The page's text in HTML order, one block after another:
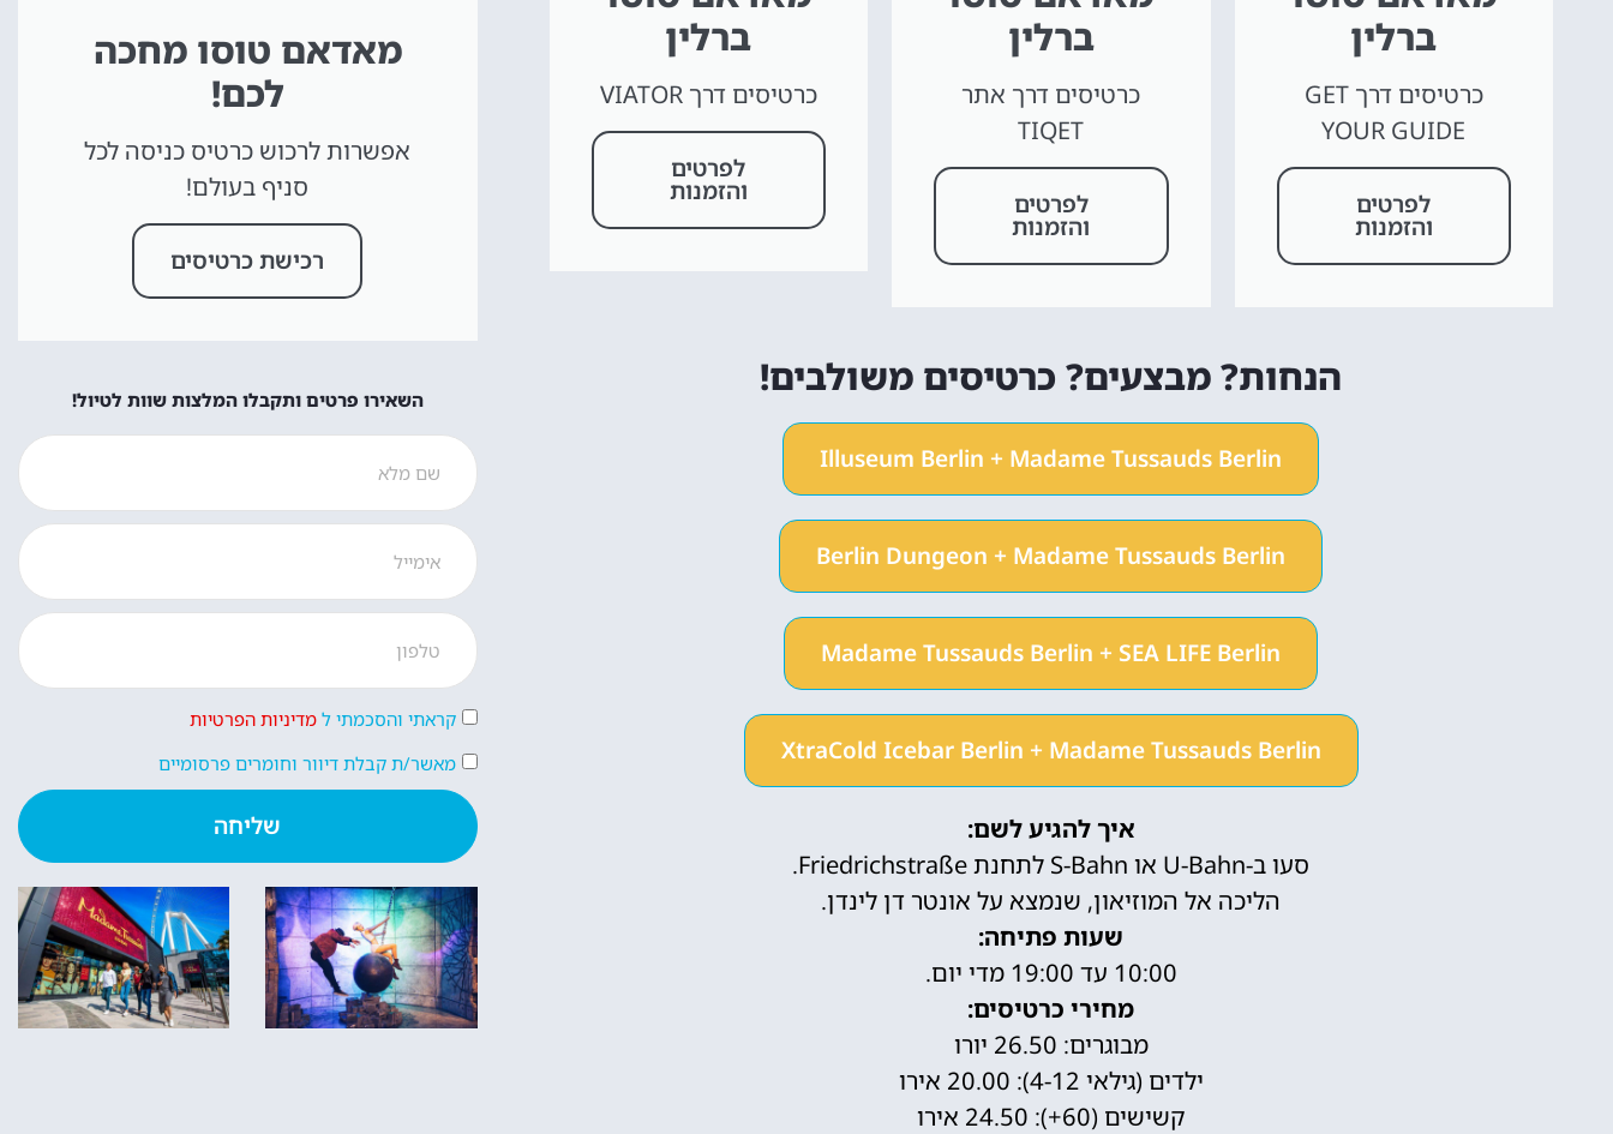
ברלין
כרטיסים דרך GET
YOUR GUIDE
לפרטים
והזמנות
ברלין
כרטיסים דרך אתר
TIQET
לפרטים
והזמנות
ברלין
כרטיסים דרך VIATOR
לפרטים
והזמנות
הנחות? מבצעים? כרטיסים משולבים!
Illuseum Berlin + Madame Tussauds Berlin
Berlin Dungeon + Madame Tussauds Berlin
Madame Tussauds Berlin + SEA LIFE Berlin
XtraCold Icebar Berlin + Madame Tussauds Berlin
איך להגיע לשם:
סעו ב-U-Bahn או S-Bahn לתחנת Friedrichstraße.
הליכה אל המוזיאון, שנמצא על אונטר דן לינדן.
שעות פתיחה:
10:00 עד 19:00 מדי יום.
מחירי כרטיסים:
מבוגרים: 26.50 יורו
ילדים (גילאי 4-12): 20.00 אירו
קשישים (60+): 24.50 אירו
מאדאם טוסו מחכה
לכם!
אפשרות לרכוש כרטיס כניסה לכל
סניף בעולם!
רכישת כרטיסים
השאירו פרטים ותקבלו המלצות שוות לטיול!
קראתי והסכמתי למדיניות הפרטיות
מאשר/ת קבלת דיוור וחומרים פרסומיים
שליחה